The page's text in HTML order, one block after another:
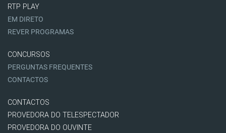
RTP PLAY
EM DIRETO
REVER PROGRAMAS
CONCURSOS
PERGUNTAS FREQUENTES
CONTACTOS
CONTACTOS
PROVEDORA DO TELESPECTADOR
PROVEDORA DO OUVINTE